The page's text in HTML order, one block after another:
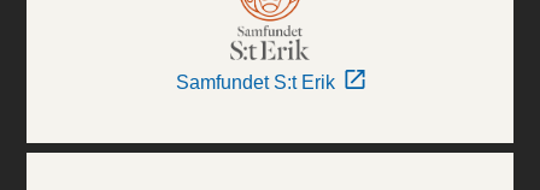
Samfundet S:t Erik